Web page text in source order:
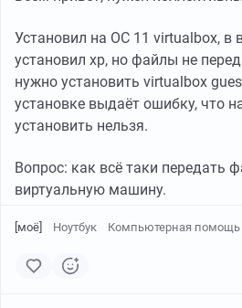
Установил на ОС 11 virtualbox, в
установил хр, но файлы не
нужно установить virtualbox
установке выдаёт ошибку, что
установить нельзя.
Вопрос: как всё таки передать
виртуальную машину.
[моё] Ноутбук Компьютерная помощь